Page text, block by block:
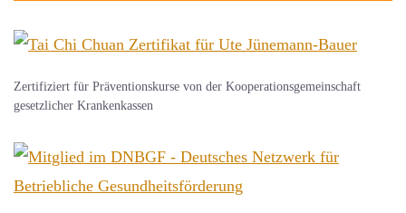
Zertifiziert für Präventionskurse von der Kooperationsgemeinschaft
gesetzlicher Krankenkassen